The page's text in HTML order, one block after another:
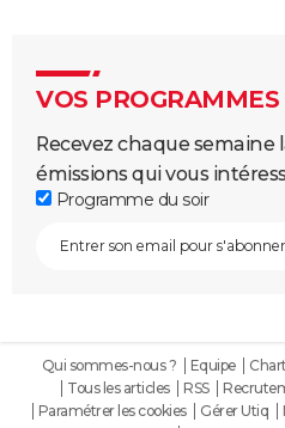
VOS
Recevez chaque semaine
émissions qui vous
Programme du soir
Qui sommes-nous ? Equipe
Tous les articles
RSS
Paramétrer les cookies
Gérer Utiq